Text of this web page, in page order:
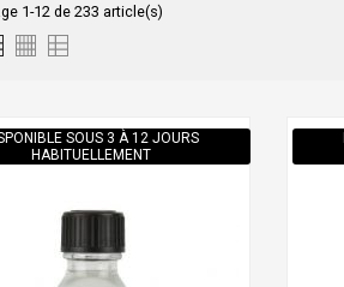
1-12 de 233 article(s)
SOUS 3 À 12 JOURS
HABITUELLEMENT